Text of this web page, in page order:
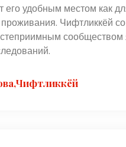
его удобным местом как
Чифтликкёй